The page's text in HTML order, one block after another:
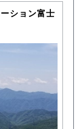
ション富士